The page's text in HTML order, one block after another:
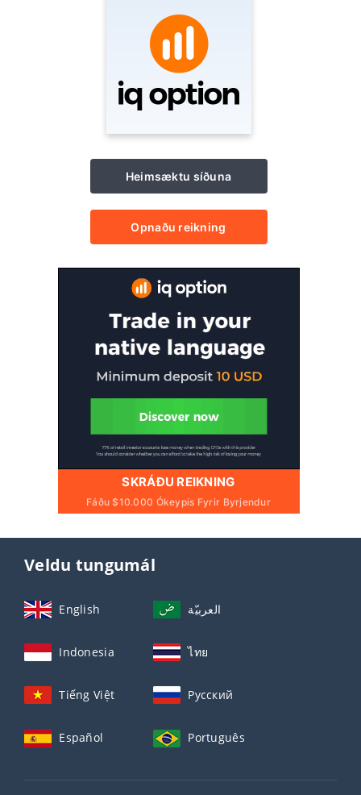
Heimsæktu síðuna
Opnaðu reikning
SKRÁÐU REIKNING
Fáðu $10.000 Ókeypis Fyrir Byrjendur
Veldu tungumál
English العربيّة
Indonesia ไทย
Tiếng Việt Русский
Español Português